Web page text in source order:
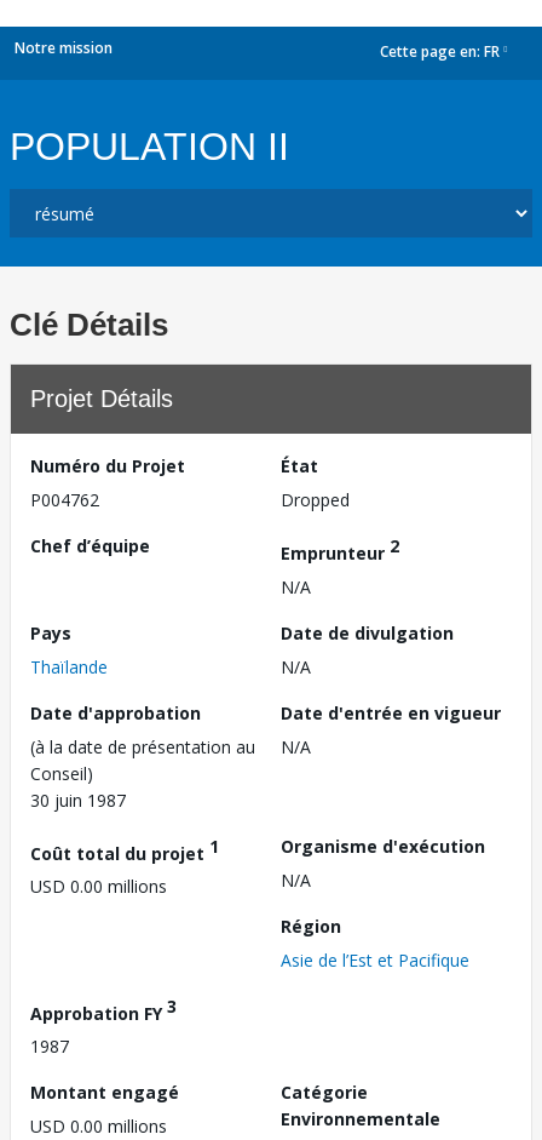
Notre mission Cette page en: FR
POPULATION II
Clé Détails
Projet Détails
Numéro du Projet
P004762
État
Dropped
Chef d’équipe
Emprunteur 2
N/A
Pays
Thaïlande
Date de divulgation
N/A
Date d'approbation
(à la date de présentation au
Conseil)
30 juin 1987
Date d'entrée en vigueur
N/A
Coût total du projet 1
USD 0.00 millions
Organisme d'exécution
N/A
Région
Asie de l’Est et Pacifique
Approbation FY3
1987
Montant engagé
USD 0.00 millions
Catégorie
Environnementale